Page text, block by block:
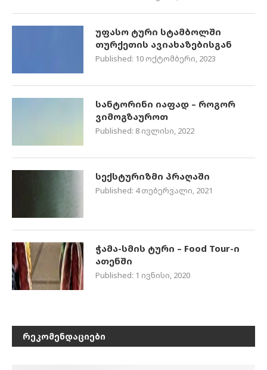
უფასო ტური სტამბოლში
თურქეთის ავიახაზებისგან
Published: 10 ოქტომბერი, 2023
სანტორინი იაფად – როგორ
ვიმოგზაუროთ
Published: 8 ივლისი, 2022
სექსტურიზმი პრაღაში
Published: 4 თებერვალი, 2021
ჭამა-სმის ტური – Food Tour-ი
ათენში
Published: 1 ივნისი, 2020
ᲠᲔᲙᲝᲛᲔᲜᲓᲐᲪᲘᲔᲑᲘ